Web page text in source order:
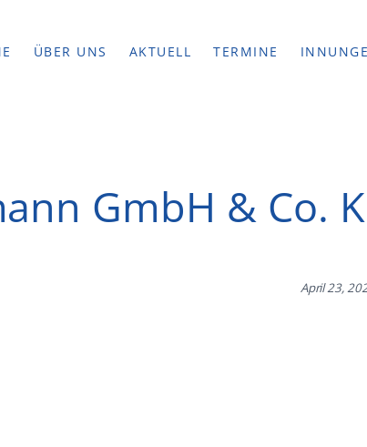
ÜBER UNS AKTUELL TERMINE
GmbH & Co.
April 23,